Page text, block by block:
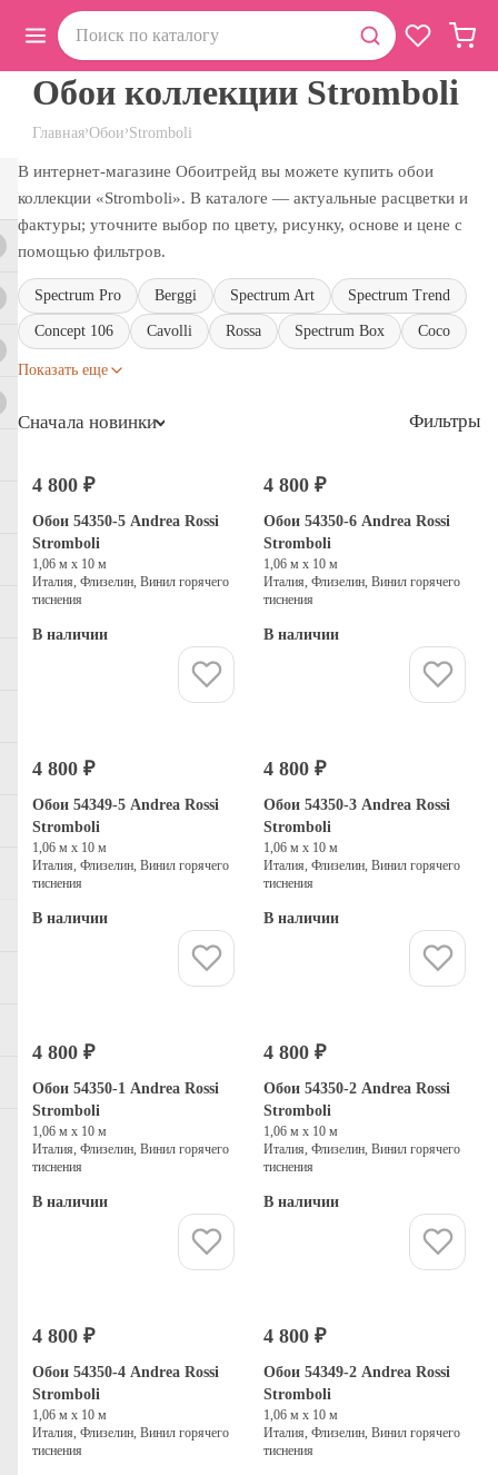
Главная›Обои›Stromboli
Обои коллекции Stromboli
В интернет-магазине Обоитрейд вы можете купить обои
коллекции «Stromboli». В каталоге — актуальные расцветки и
фактуры; уточните выбор по цвету, рисунку, основе и цене с
помощью фильтров.
Spectrum Pro Berggi Spectrum Art Spectrum Trend
Concept 106 Cavolli Rossa Spectrum Box Coco
Показать еще
Сначала новинки Фильтры
4 800 ₽
Обои 54350-5 Andrea Rossi
Stromboli
1,06 м х 10 м
Италия, Флизелин, Винил горячего
тиснения
В наличии
4 800 ₽
Обои 54350-6 Andrea Rossi
Stromboli
1,06 м х 10 м
Италия, Флизелин, Винил горячего
тиснения
В наличии
4 800 ₽
Обои 54349-5 Andrea Rossi
Stromboli
1,06 м х 10 м
Италия, Флизелин, Винил горячего
тиснения
В наличии
4 800 ₽
Обои 54350-3 Andrea Rossi
Stromboli
1,06 м х 10 м
Италия, Флизелин, Винил горячего
тиснения
В наличии
4 800 ₽
Обои 54350-1 Andrea Rossi
Stromboli
1,06 м х 10 м
Италия, Флизелин, Винил горячего
тиснения
В наличии
4 800 ₽
Обои 54350-2 Andrea Rossi
Stromboli
1,06 м х 10 м
Италия, Флизелин, Винил горячего
тиснения
В наличии
4 800 ₽
Обои 54350-4 Andrea Rossi
Stromboli
1,06 м х 10 м
Италия, Флизелин, Винил горячего
тиснения
4 800 ₽
Обои 54349-2 Andrea Rossi
Stromboli
1,06 м х 10 м
Италия, Флизелин, Винил горячего
тиснения